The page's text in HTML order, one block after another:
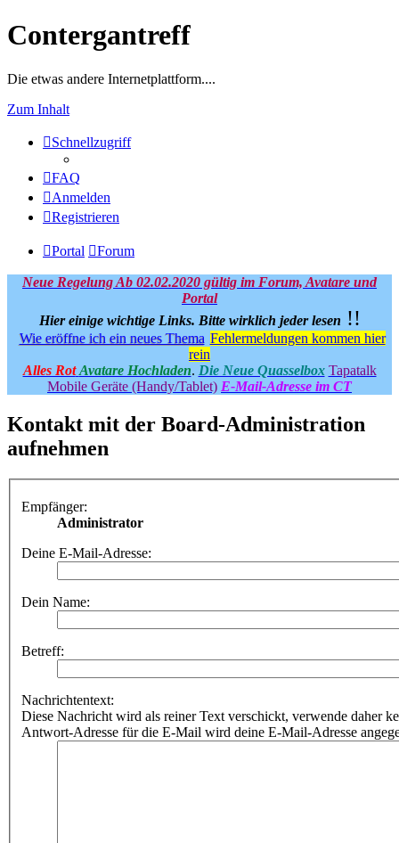
Contergantreff
Die etwas andere Internetplattform....
Zum Inhalt
Schnellzugriff
FAQ
Anmelden
Registrieren
Portal Forum
Neue Regelung Ab 02.02.2020 gültig im Forum, Avatare und
Portal
Hier einige wichtige Links. Bitte wirklich jeder lesen !!
Wie eröffne ich ein neues Thema Fehlermeldungen kommen hier
rein
Alles Rot Avatare Hochladen. Die Neue Quasselbox Tapatalk
Mobile Geräte (Handy/Tablet) E-Mail-Adresse im CT
Kontakt mit der Board-Administration
aufnehmen
Empfänger:
Administrator
Deine E-Mail-Adresse:
Dein Name:
Betreff:
Nachrichtentext:
Diese Nachricht wird als reiner Text verschickt, verwende daher
Antwort-Adresse für die E-Mail wird deine E-Mail-Adresse